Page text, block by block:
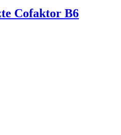
Cofaktor B6